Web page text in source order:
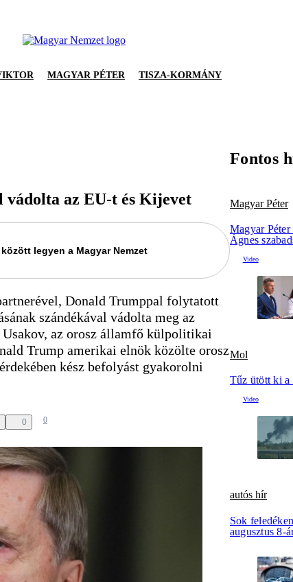
MAGYAR PÉTER TISZA-KORMÁNY
az EU-t és Kijevet
legyen a Magyar Nemzet
Donald Trumppal folytatott
szándékával vádolta meg az
az orosz államfő külpolitikai
Trump amerikai elnök közölte orosz
kész befolyást gyakorolni
0 0
Fontos
Magyar Péter
Magyar
Ágnes
Mol
Tűz ütött ki
autós hír
Sok
augusztus 8-